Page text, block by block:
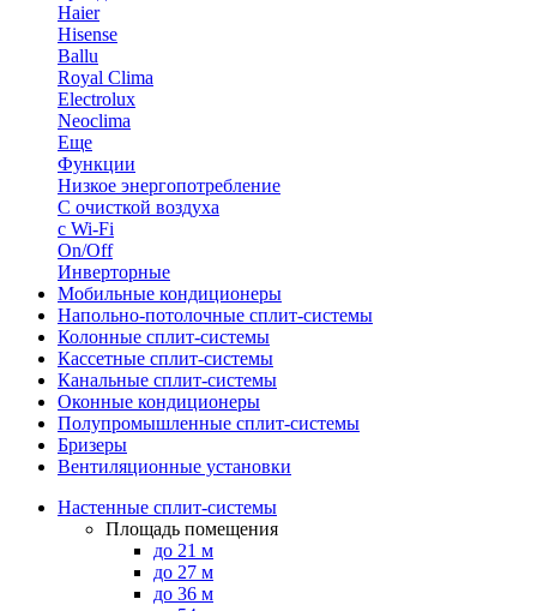
Haier
Hisense
Ballu
Royal Clima
Electrolux
Neoclima
Еще
Функции
Низкое энергопотребление
С очисткой воздуха
с Wi-Fi
On/Off
Инверторные
Мобильные кондиционеры
Напольно-потолоч​ные ​сплит-системы
Колонные ​​сплит-системы
Кассетные сплит-системы
Канальные сплит-системы
Оконные кондиционеры
Полупромышленные сплит-системы
Бризеры
Вентиляционные установки
Настенные сплит-системы
Площадь помещения
до 21 м
до 27 м
до 36 м